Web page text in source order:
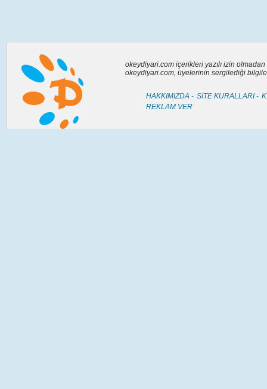
okeydiyari.com içerikleri yazılı izin
okeydiyari.com, üyelerinin sergilediği
HAKKIMIZDA - SİTE KURALLARI -
REKLAM VER